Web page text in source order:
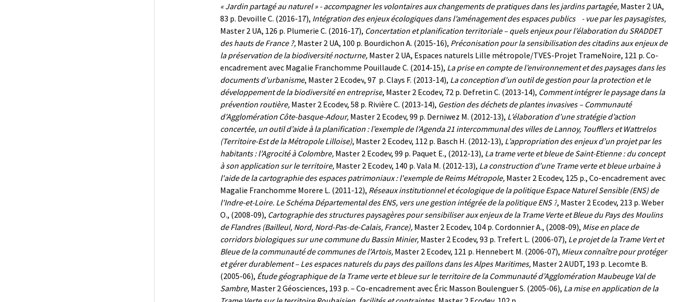
« Jardin partagé au naturel » - accompagner les volontaires aux changements de pratiques dans les jardins partagée, Master 2 UA,
83 p. Devoille C. (2016-17), Intégration des enjeux écologiques dans l’aménagement des espaces publics - vue par les paysagistes,
Master 2 UA, 126 p. Plumerie C. (2016-17), Concertation et planification territoriale – quels enjeux pour l’élaboration du SRADDET
des hauts de France ?, Master 2 UA, 100 p. Bourdichon A. (2015-16), Préconisation pour la sensibilisation des citadins aux enjeux de
la préservation de la biodiversité nocturne, Master 2 UA, Espaces naturels Lille métropole/TVES-Projet TrameNoire, 121 p. Co-
encadrement avec Magalie Franchomme Pouillaude C. (2014-15), La prise en compte de l’environnement et des paysages dans les
documents d’urbanisme, Master 2 Ecodev, 97 p. Clays F. (2013-14), La conception d’un outil de gestion pour la protection et le
développement de la biodiversité en entreprise, Master 2 Ecodev, 72 p. Defretin C. (2013-14), Comment intégrer le paysage dans la
prévention routière, Master 2 Ecodev, 58 p. Rivière C. (2013-14), Gestion des déchets de plantes invasives – Communauté
d’Agglomération Côte-basque-Adour, Master 2 Ecodev, 99 p. Derniwez M. (2012-13), L’élaboration d’une stratégie d’action
concertée, un outil d’aide à la planification : l’exemple de l’Agenda 21 intercommunal des villes de Lannoy, Toufflers et Wattrelos
(Territoire-Est de la Métropole Lilloise), Master 2 Ecodev, 112 p. Basch H. (2012-13), L’appropriation des enjeux d’un projet par les
habitants : l’Agrocité à Colombre, Master 2 Ecodev, 99 p. Paquet E., (2012-13), La trame verte et bleue de Saint-Etienne : du concept
à son application sur le territoire, Master 2 Ecodev, 140 p. Vala M. (2012-13), La construction d'une Trame verte et bleue urbaine à
l'aide de la cartographie des espaces patrimoniaux : l'exemple de Reims Métropole, Master 2 Ecodev, 125 p., Co-encadrement avec
Magalie Franchomme Morere L. (2011-12), Réseaux institutionnel et écologique de la politique Espace Naturel Sensible (ENS) de
l'Indre-et-Loire. Le Schéma Départemental des ENS, vers une gestion intégrée de la politique ENS ?, Master 2 Ecodev, 213 p. Weber
O., (2008-09), Cartographie des structures paysagères pour sensibiliser aux enjeux de la Trame Verte et Bleue du Pays des Moulins
de Flandres (Bailleul, Nord, Nord-Pas-de-Calais, France), Master 2 Ecodev, 104 p. Cordonnier A., (2008-09), Mise en place de
corridors biologiques sur une commune du Bassin Minier, Master 2 Ecodev, 93 p. Trefert L. (2006-07), Le projet de la Trame Vert et
Bleue de la communauté de communes de l'Artois, Master 2 Ecodev, 121 p. Hennebert M. (2006-07), Mieux connaître pour protéger
et gérer durablement – Les espaces naturels du pays des paillons dans les Alpes Maritimes, Master 2 AUDT, 193 p. Lecomte B.
(2005-06), Étude géographique de la Trame verte et bleue sur le territoire de la Communauté d’Agglomération Maubeuge Val de
Sambre, Master 2 Géosciences, 193 p. – Co-encadrement avec Éric Masson Boulenguer S. (2005-06), La mise en application de la